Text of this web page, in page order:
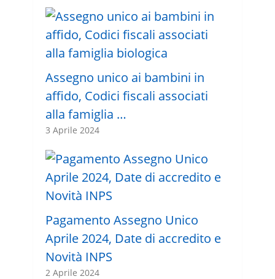
Assegno unico ai bambini in
affido, Codici fiscali associati
alla famiglia …
3 Aprile 2024
Pagamento Assegno Unico
Aprile 2024, Date di accredito e
Novità INPS
2 Aprile 2024